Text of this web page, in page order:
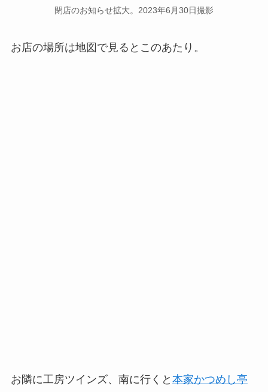
閉店のお知らせ拡大。2023年6月30日撮影
お店の場所は地図で見るとこのあたり。
お隣に工房ツインズ、南に行くと 本家かつめし亭